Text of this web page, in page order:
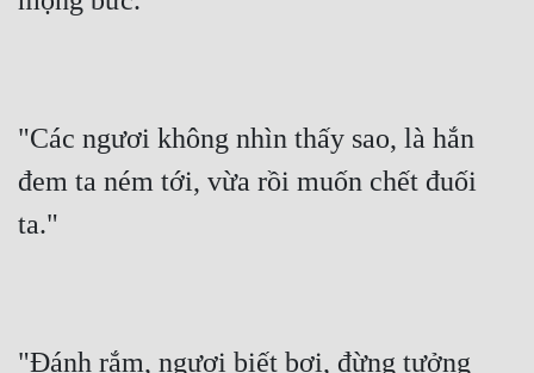
"Các ngươi không nhìn thấy sao, là hắn
đem ta ném tới, vừa rồi muốn chết đuối
ta."
"Đánh rắm, ngươi biết bơi, đừng tưởng